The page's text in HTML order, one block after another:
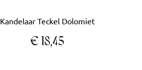
Kandelaar Teckel Dolomiet
€18,45